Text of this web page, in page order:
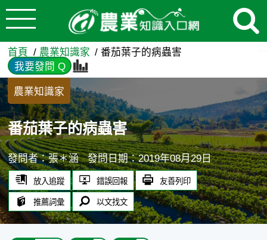
跳到主要內容
番茄葉子的病蟲害 - 農業知
首頁 農業知識家
番茄葉子的病蟲害
我要發問 Q
農業知識家
番茄葉子的病蟲害
發問者：張＊涵 發問日期：2019年08月29日
放入追蹤 錯誤回報 友善列印
推薦詞彙 以文找文